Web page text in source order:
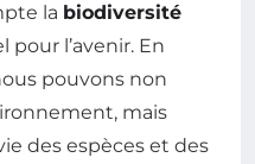
la biodiversité
l’avenir. En
pouvons non
mais
des espèces et des